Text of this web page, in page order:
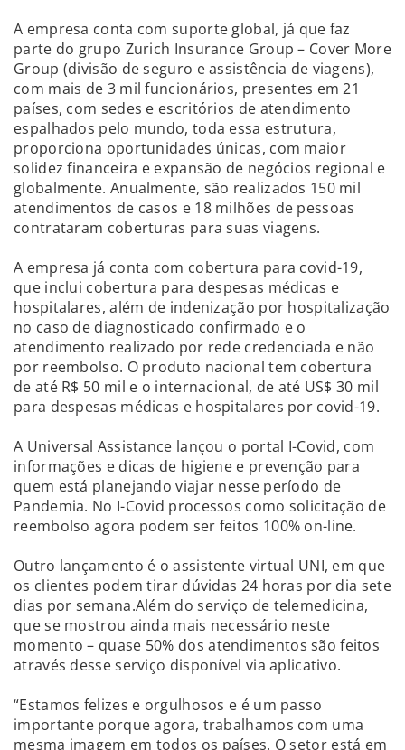
A empresa conta com suporte global, já que faz
parte do grupo Zurich Insurance Group – Cover More
Group (divisão de seguro e assistência de viagens),
com mais de 3 mil funcionários, presentes em 21
países, com sedes e escritórios de atendimento
espalhados pelo mundo, toda essa estrutura,
proporciona oportunidades únicas, com maior
solidez financeira e expansão de negócios regional e
globalmente. Anualmente, são realizados 150 mil
atendimentos de casos e 18 milhões de pessoas
contrataram coberturas para suas viagens.
A empresa já conta com cobertura para covid-19,
que inclui cobertura para despesas médicas e
hospitalares, além de indenização por hospitalização
no caso de diagnosticado confirmado e o
atendimento realizado por rede credenciada e não
por reembolso. O produto nacional tem cobertura
de até R$ 50 mil e o internacional, de até US$ 30 mil
para despesas médicas e hospitalares por covid-19.
A Universal Assistance lançou o portal I-Covid, com
informações e dicas de higiene e prevenção para
quem está planejando viajar nesse período de
Pandemia. No I-Covid processos como solicitação de
reembolso agora podem ser feitos 100% on-line.
Outro lançamento é o assistente virtual UNI, em que
os clientes podem tirar dúvidas 24 horas por dia sete
dias por semana.Além do serviço de telemedicina,
que se mostrou ainda mais necessário neste
momento – quase 50% dos atendimentos são feitos
através desse serviço disponível via aplicativo.
“Estamos felizes e orgulhosos e é um passo
importante porque agora, trabalhamos com uma
mesma imagem em todos os países. O setor está em